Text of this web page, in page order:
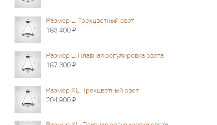
Размер L. Трехцветный свет
183 400Я
Размер L. Плавная регулировка света
187 300Я
Размер XL. Трехцветный свет
204 900Я